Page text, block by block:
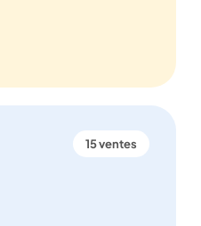
15 ventes